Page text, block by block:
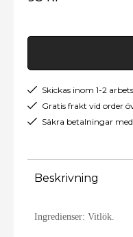
Skickas inom 1-2
Gratis frakt vid order
Säkra betalningar
Beskrivning
Ingredienser: Vitlök.